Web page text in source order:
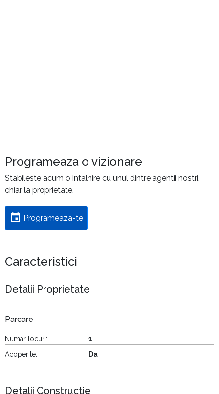
Programeaza o vizionare
Stabileste acum o intalnire cu unul dintre agentii nostri,
chiar la proprietate.
Programeaza-te
Caracteristici
Detalii Proprietate
Parcare
Numar locuri:
1
Acoperite:
Da
Detalii Constructie